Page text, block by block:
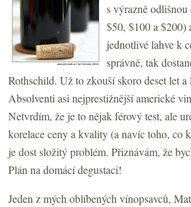
s výrazně
$50, $100 a $200)
jednotlivé lahve k
správně, tak
Rothschild. Už to zkouší skoro deset let
Absolventi asi nejprestižnější americké
Netvrdím, že je to nějak férový test, ale
korelace ceny a kvality (a navíc toho, co
je dost složitý problém. Přiznávám, že
Plán na domácí degustaci!
Jeden z mých oblíbených vínopsavců,